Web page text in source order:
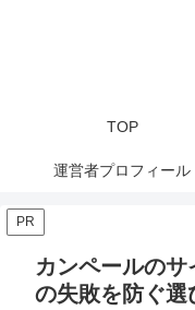
TOP
運営者プロフィール
PR
カンペールの
の失敗を防ぐ選